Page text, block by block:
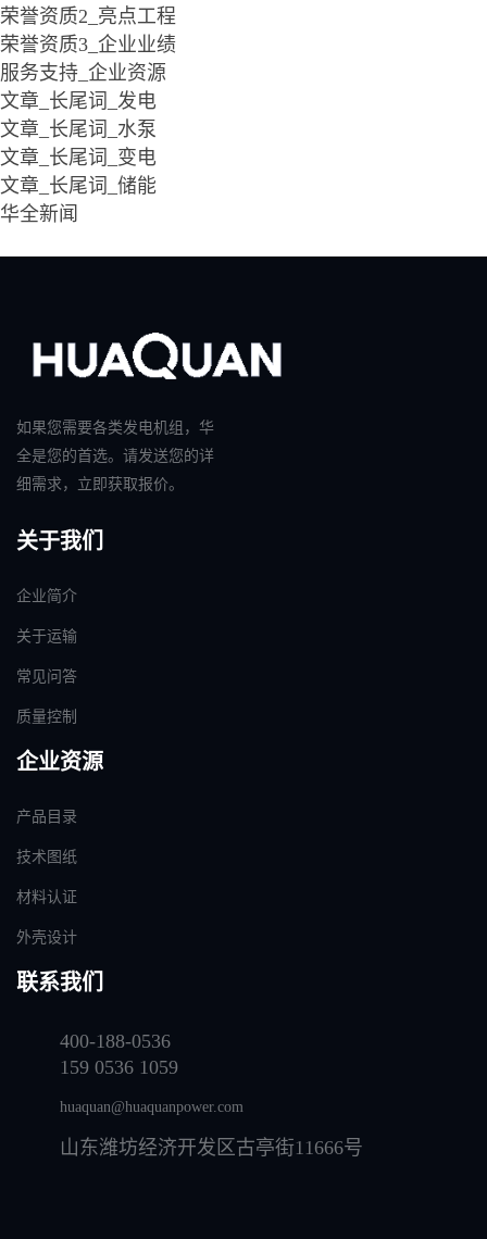
荣誉资质2_亮点工程
荣誉资质3_企业业绩
服务支持_企业资源
文章_长尾词_发电
文章_长尾词_水泵
文章_长尾词_变电
文章_长尾词_储能
华全新闻
如果您需要各类发电机组，华
全是您的首选。请发送您的详
细需求，立即获取报价。
关于我们
企业简介
关于运输
常见问答
质量控制
企业资源
产品目录
技术图纸
材料认证
外壳设计
联系我们
400-188-0536
159 0536 1059
huaquan@huaquanpower.com
山东潍坊经济开发区古亭街11666号